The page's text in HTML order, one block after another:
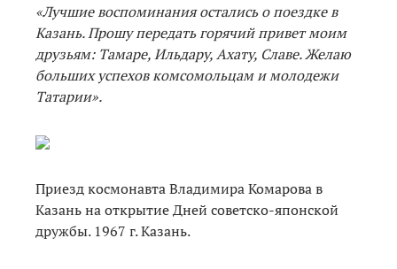
«Лучшие воспоминания остались о поездке в
Казань. Прошу передать горячий привет моим
друзьям: Тамаре, Ильдару, Ахату, Славе. Желаю
больших успехов комсомольцам и молодежи
Татарии».
Приезд космонавта Владимира Комарова в
Казань на открытие Дней советско-японской
дружбы. 1967 г. Казань.